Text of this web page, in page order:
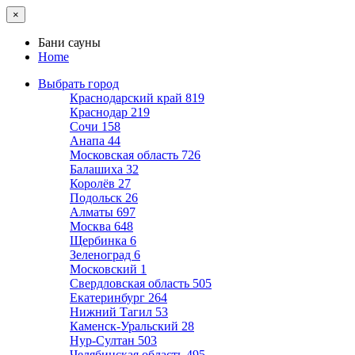
×
Бани сауны
Home
Выбрать город
Краснодарский край 819
Краснодар 219
Сочи 158
Анапа 44
Московская область 726
Балашиха 32
Королёв 27
Подольск 26
Алматы 697
Москва 648
Щербинка 6
Зеленоград 6
Московский 1
Свердловская область 505
Екатеринбург 264
Нижний Тагил 53
Каменск-Уральский 28
Нур-Султан 503